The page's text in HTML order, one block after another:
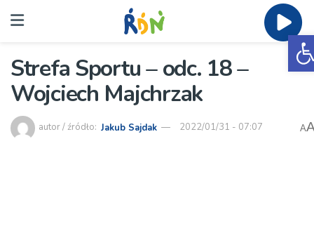
Strefa Sportu – odc. 18 –
Wojciech Majchrzak
autor / źródło: Jakub Sajdak 2022/01/31 - 07:07 A